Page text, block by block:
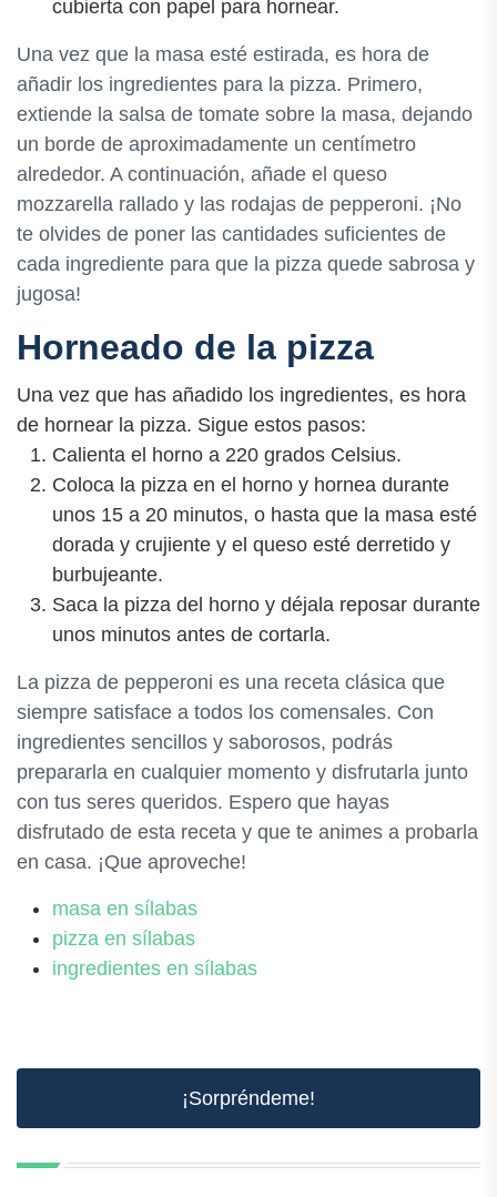
cubierta con papel para hornear.
Una vez que la masa esté estirada, es hora de
añadir los ingredientes para la pizza. Primero,
extiende la salsa de tomate sobre la masa, dejando
un borde de aproximadamente un centímetro
alrededor. A continuación, añade el queso
mozzarella rallado y las rodajas de pepperoni. ¡No
te olvides de poner las cantidades suficientes de
cada ingrediente para que la pizza quede sabrosa y
jugosa!
Horneado de la pizza
Una vez que has añadido los ingredientes, es hora
de hornear la pizza. Sigue estos pasos:
Calienta el horno a 220 grados Celsius.
Coloca la pizza en el horno y hornea durante
unos 15 a 20 minutos, o hasta que la masa esté
dorada y crujiente y el queso esté derretido y
burbujeante.
Saca la pizza del horno y déjala reposar durante
unos minutos antes de cortarla.
La pizza de pepperoni es una receta clásica que
siempre satisface a todos los comensales. Con
ingredientes sencillos y saborosos, podrás
prepararla en cualquier momento y disfrutarla junto
con tus seres queridos. Espero que hayas
disfrutado de esta receta y que te animes a probarla
en casa. ¡Que aproveche!
masa en sílabas
pizza en sílabas
ingredientes en sílabas
¡Sorpréndeme!